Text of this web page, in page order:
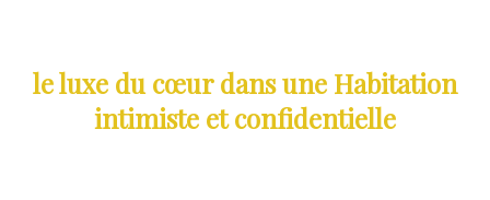
le luxe du cœur dans une Habitation
intimiste et confidentielle